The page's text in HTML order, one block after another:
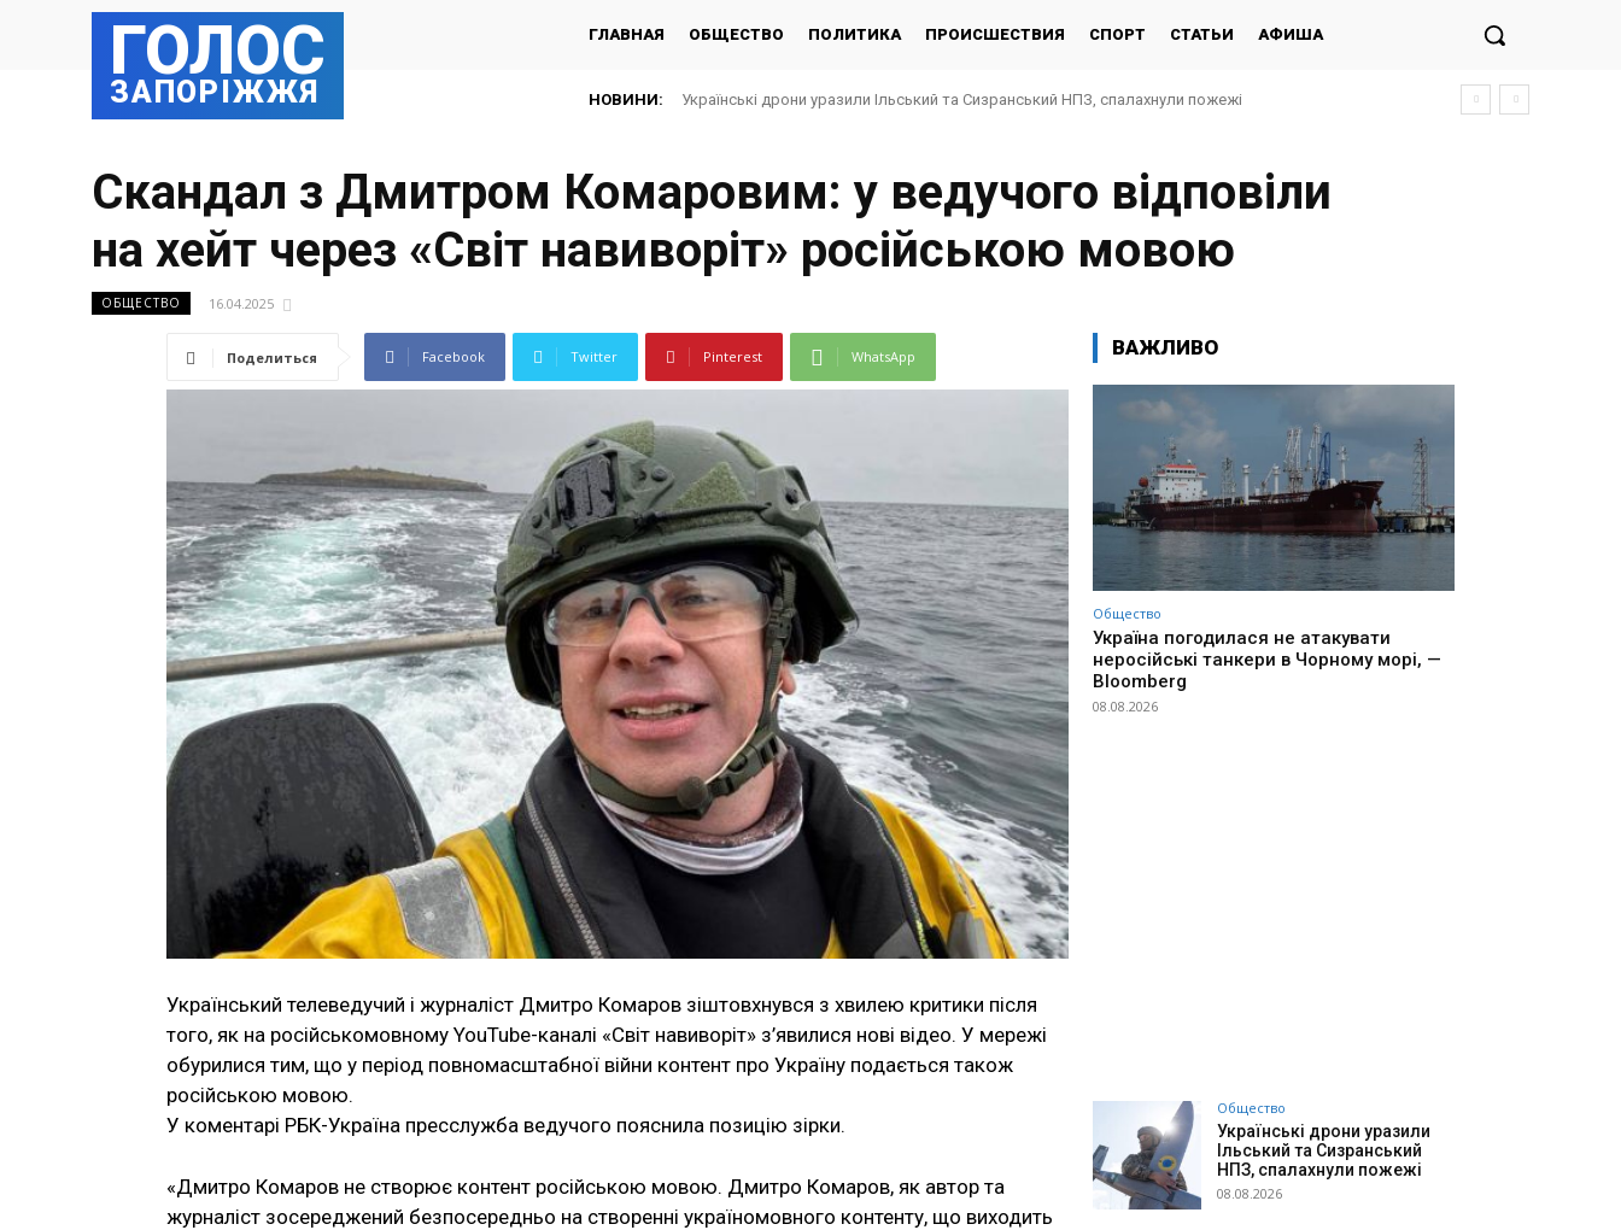
ГОЛОС
ЗАПОРІЖЖЯ
ГЛАВНАЯ ОБЩЕСТВО ПОЛИТИКА ПРОИСШЕСТВИЯ СПОРТ СТАТЬИ АФИША
НОВИНИ: Українські дрони уразили Ільський та Сизранський НПЗ, спалахнули пожежі
Скандал з Дмитром Комаровим: у ведучого відповіли
на хейт через «Світ навиворіт» російською мовою
ОБЩЕСТВО 16.04.2025
Поделиться Facebook Twitter Pinterest WhatsApp
Український телеведучий і журналіст Дмитро Комаров зіштовхнувся з хвилею критики після
того, як на російськомовному YouTube-каналі «Світ навиворіт» з’явилися нові відео. У мережі
обурилися тим, що у період повномасштабної війни контент про Україну подається також
російською мовою.
У коментарі РБК-Україна пресслужба ведучого пояснила позицію зірки.
«Дмитро Комаров не створює контент російською мовою. Дмитро Комаров, як автор та
журналіст зосереджений безпосередньо на створенні україномовного контенту, що виходить
ВАЖЛИВО
Общество
Україна погодилася не атакувати
неросійські танкери в Чорному морі, —
Bloomberg
08.08.2026
Общество
Українські дрони уразили
Ільський та Сизранський
НПЗ, спалахнули пожежі
08.08.2026